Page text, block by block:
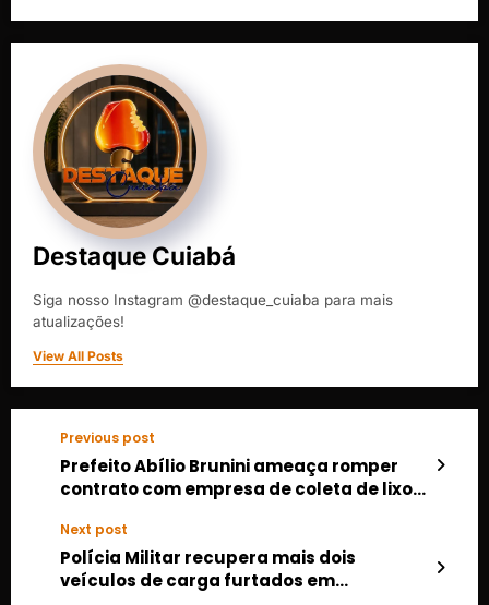
Destaque Cuiabá
Siga nosso Instagram @destaque_cuiaba para mais
atualizações!
View All Posts
Previous post
Prefeito Abílio Brunini ameaça romper
contrato com empresa de coleta de lixo
Next post
Polícia Militar recupera mais dois
veículos de carga furtados em